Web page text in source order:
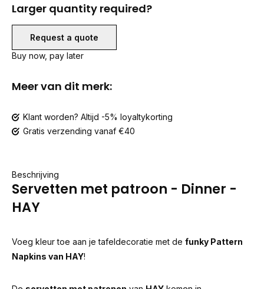
Larger quantity required?
Request a quote
Buy now, pay later
Meer van dit merk:
Klant worden? Altijd -5% loyaltykorting
Gratis verzending vanaf €40
Beschrijving
Servetten met patroon - Dinner -
HAY
Voeg kleur toe aan je tafeldecoratie met de funky Pattern
Napkins van HAY!